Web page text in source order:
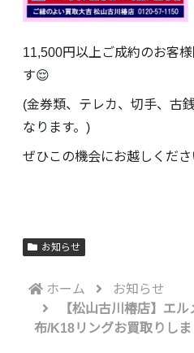
11,500円以上ご成約のお客
す😌
(金券類、テレカ、切手、古
なります。)
ぜひこの機会にお越しくだ
お知らせ
ホーム
お知らせ
【松山古川椿店】エ
布/K18リングお買取りしま